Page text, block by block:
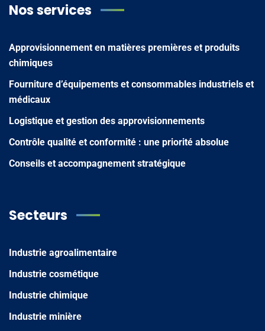
Nos services
Approvisionnement en matières premières et produits
chimiques
Fourniture d’équipements et consommables industriels et
médicaux
Logistique et gestion des approvisionnements
Contrôle qualité et conformité : une priorité absolue
Conseils et accompagnement stratégique
Secteurs
Industrie agroalimentaire
Industrie cosmétique
Industrie chimique
Industrie minière